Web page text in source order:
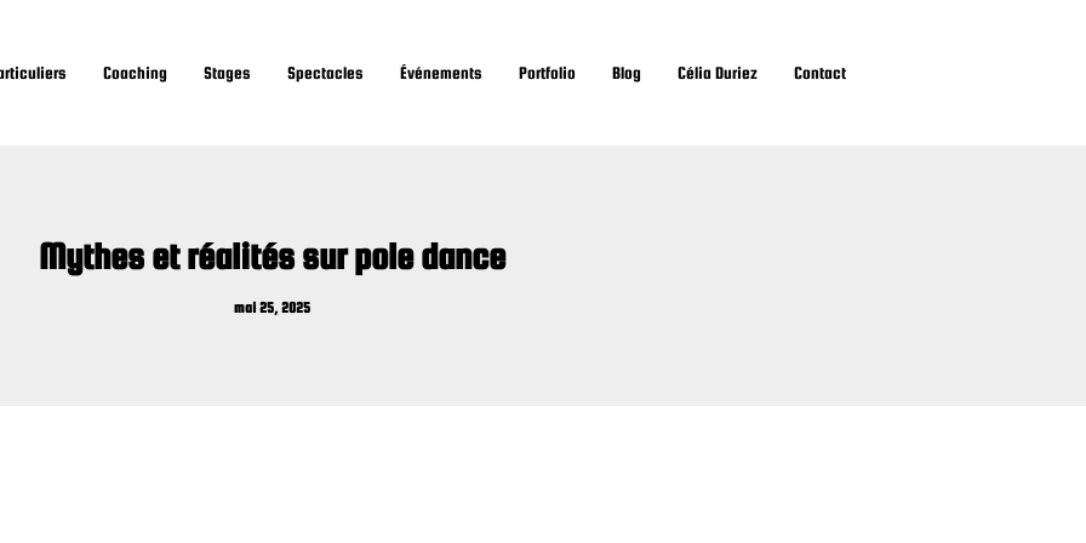
Coaching Stages Spectacles Événements Portfolio Blog Célia Duriez Contact
Mythes et réalités sur pole dance
mai 25, 2025